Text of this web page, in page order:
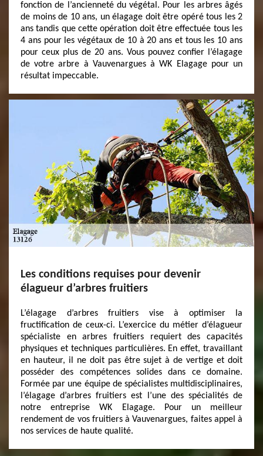
fonction de l’ancienneté du végétal. Pour les arbres âgés
de moins de 10 ans, un élagage doit être opéré tous les 2
ans tandis que cette opération doit être effectuée tous les
4 ans pour les végétaux de 10 à 20 ans et tous les 10 ans
pour ceux plus de 20 ans. Vous pouvez confier l’élagage
de votre arbre à Vauvenargues à WK Elagage pour un
résultat impeccable.
Les conditions requises pour devenir
élagueur d’arbres fruitiers
L’élagage d’arbres fruitiers vise à optimiser la
fructification de ceux-ci. L’exercice du métier d’élagueur
spécialiste en arbres fruitiers requiert des capacités
physiques et techniques particulières. En effet, travaillant
en hauteur, il ne doit pas être sujet à de vertige et doit
posséder des compétences solides dans ce domaine.
Formée par une équipe de spécialistes multidisciplinaires,
l’élagage d’arbres fruitiers est l’une des spécialités de
notre entreprise WK Elagage. Pour un meilleur
rendement de vos fruitiers à Vauvenargues, faites appel à
nos services de haute qualité.